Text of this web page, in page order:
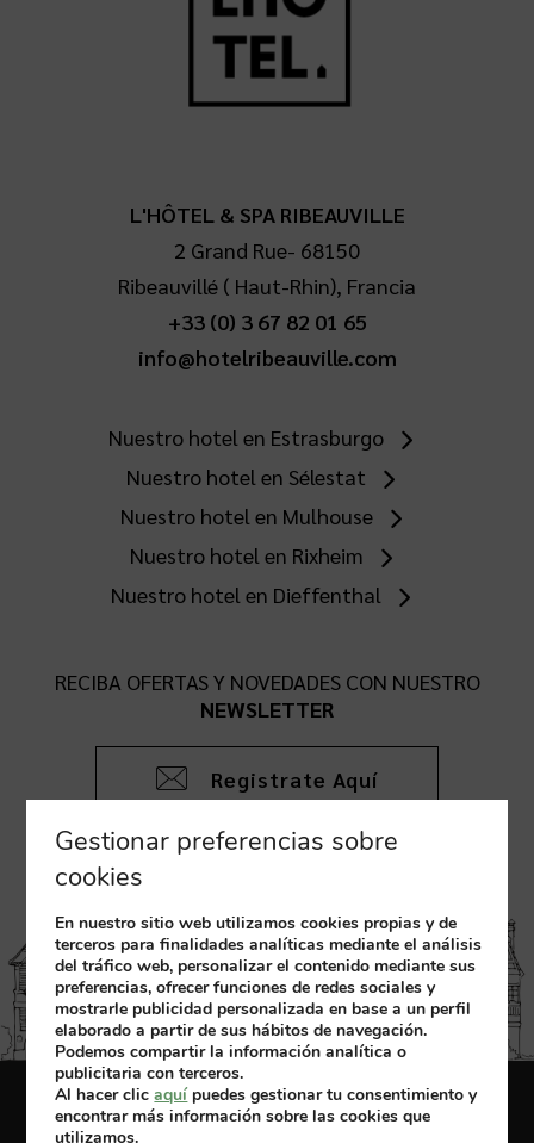
L'HÔTEL & SPA RIBEAUVILLE
2 Grand Rue- 68150
Ribeauvillé ( Haut-Rhin), Francia
+33 (0) 3 67 82 01 65
info@hotelribeauville.com
Nuestro hotel en Estrasburgo
Nuestro hotel en Sélestat
Nuestro hotel en Mulhouse
Nuestro hotel en Rixheim
Nuestro hotel en Dieffenthal
RECIBA OFERTAS Y NOVEDADES CON NUESTRO
NEWSLETTER
Registrate Aquí
Aviso Legal Política de cookies
Gestionar preferencias sobre
cookies
En nuestro sitio web utilizamos cookies propias y de
terceros para finalidades analíticas mediante el análisis
del tráfico web, personalizar el contenido mediante sus
preferencias, ofrecer funciones de redes sociales y
mostrarle publicidad personalizada en base a un perfil
elaborado a partir de sus hábitos de navegación.
Podemos compartir la información analítica o
publicitaria con terceros.
Al hacer clicaquípuedes gestionar tu consentimiento y
encontrar más información sobre las cookies que
utilizamos.